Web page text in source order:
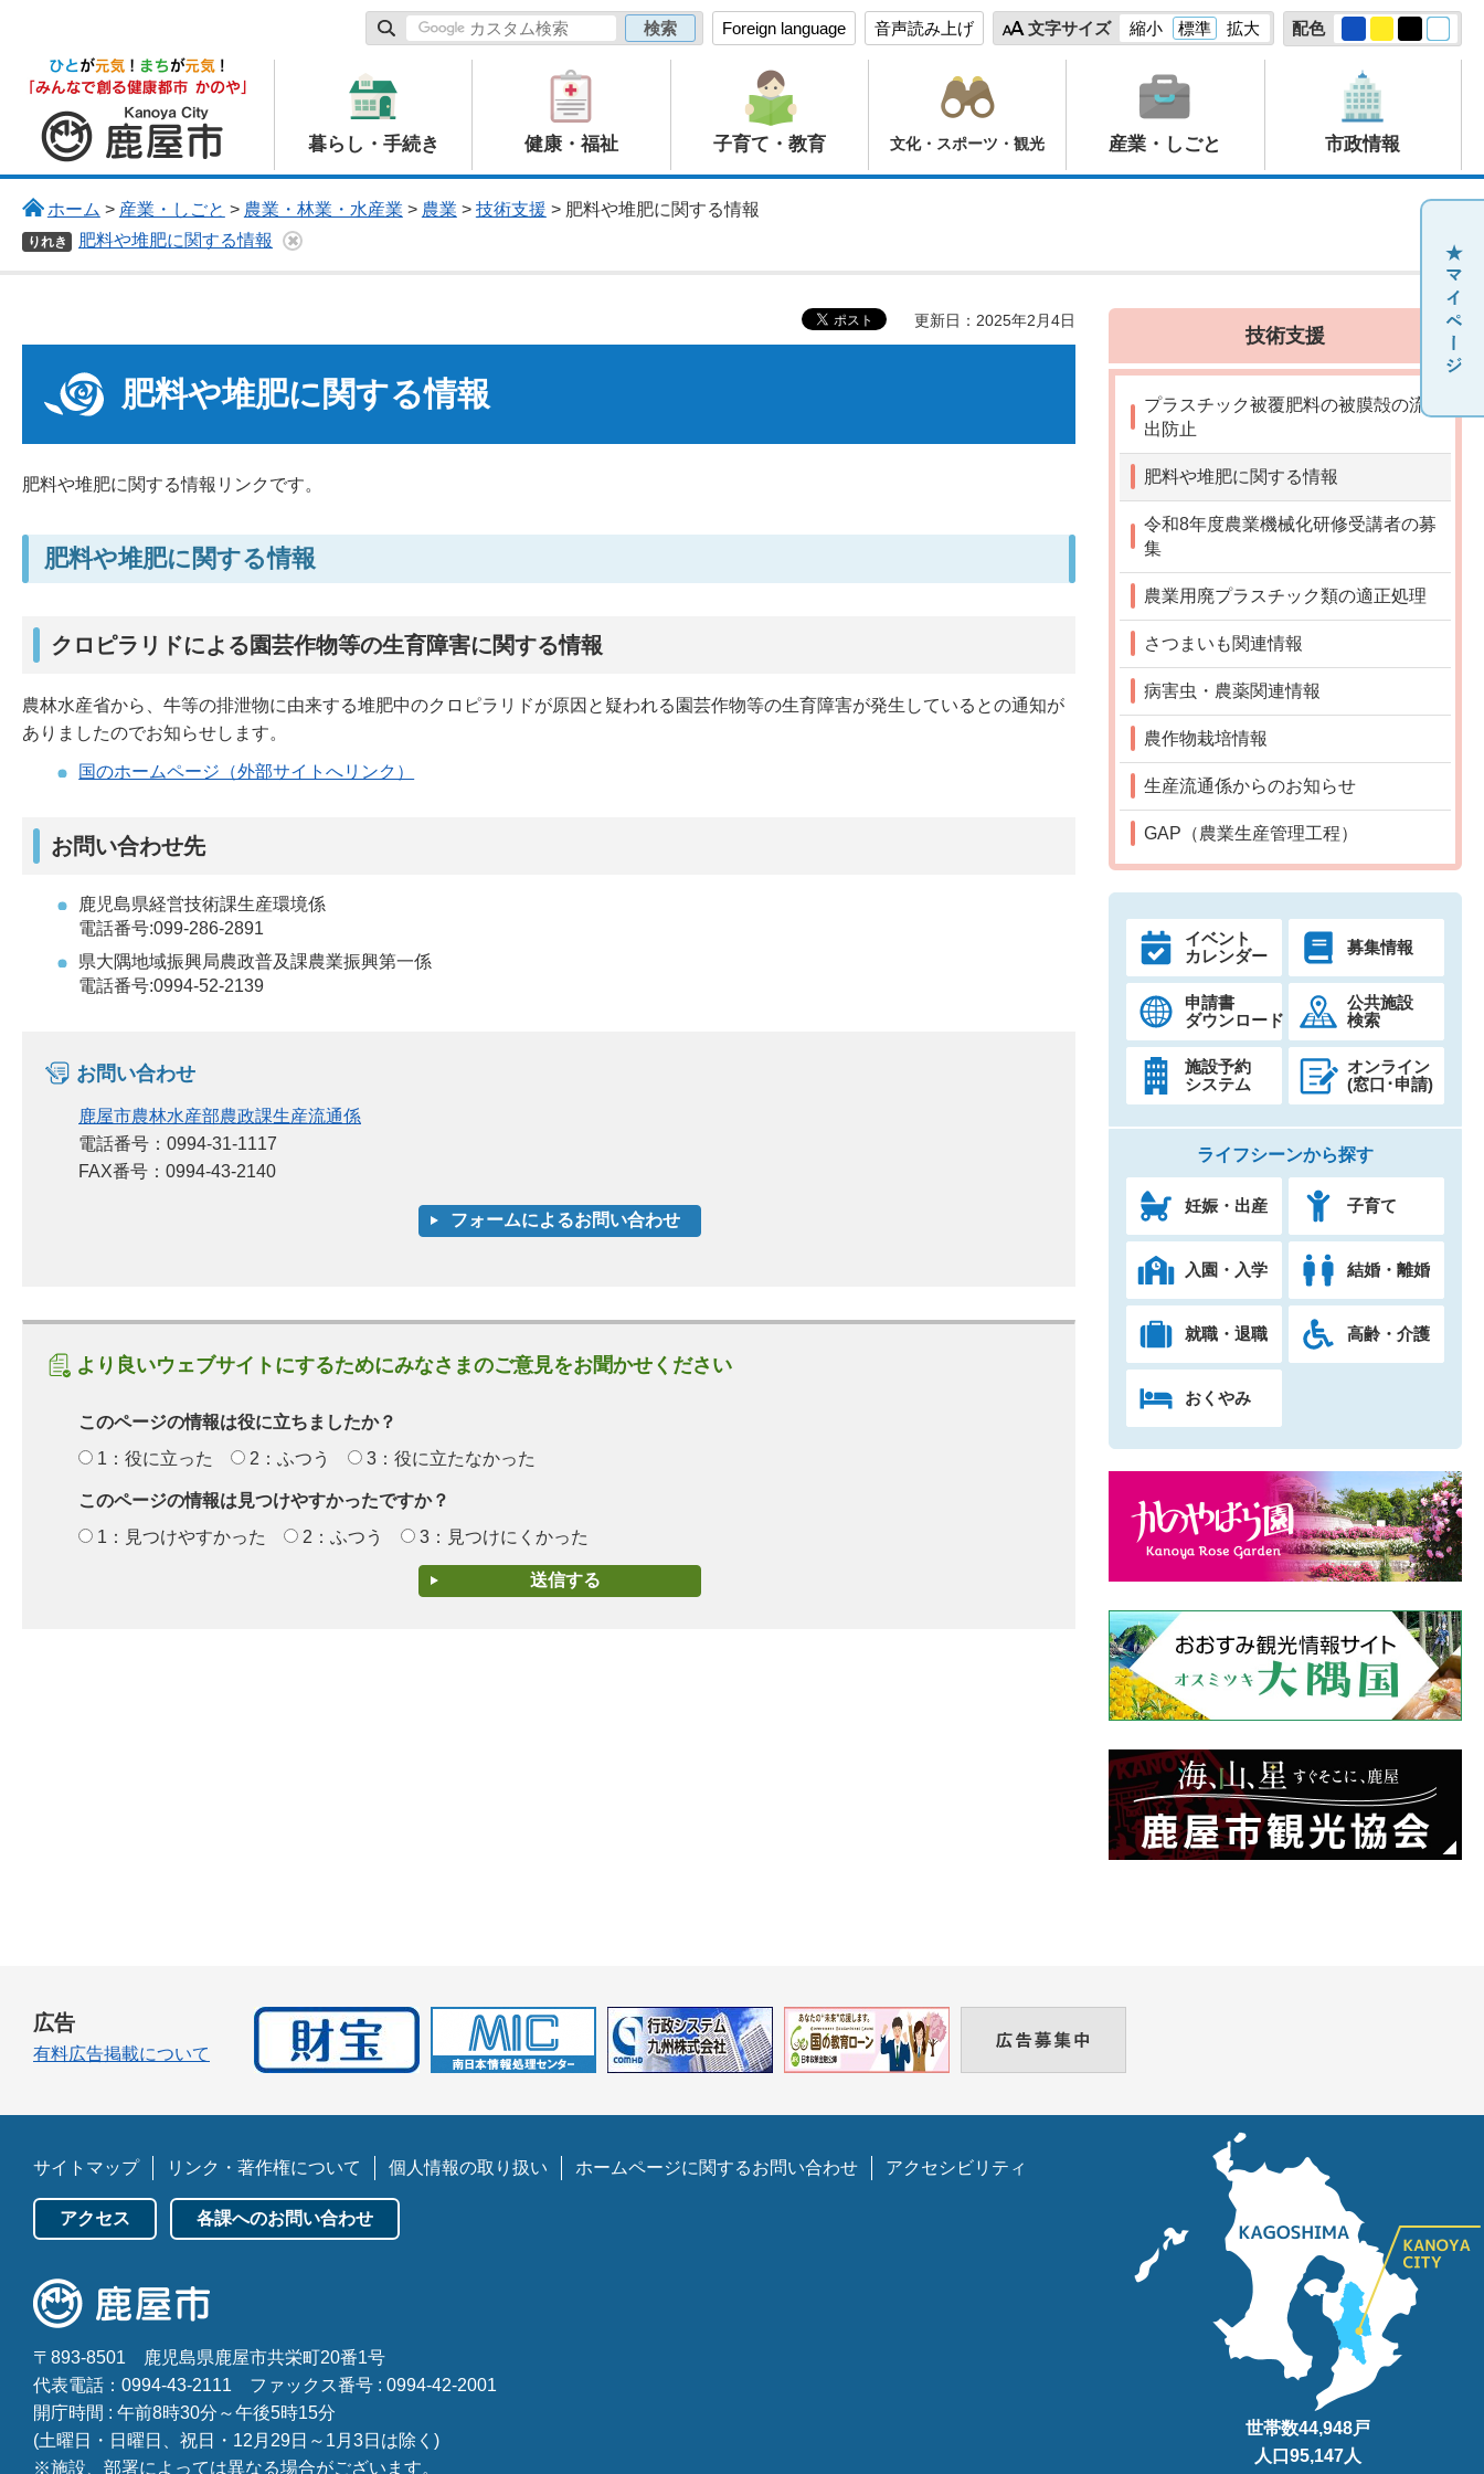
Foreign language 音声読み上げ 文字サイズ 縮小 標準 拡大 配色
鹿屋市
暮らし・手続き 健康・福祉 子育て・教育 文化・スポーツ・観光 産業・しごと 市政情報
ホーム > 産業・しごと > 農業・林業・水産業 > 農業 > 技術支援 > 肥料や堆肥に関する情報
りれき 肥料や堆肥に関する情報
更新日：2025年2月4日
肥料や堆肥に関する情報
肥料や堆肥に関する情報リンクです。
肥料や堆肥に関する情報
クロピラリドによる園芸作物等の生育障害に関する情報
農林水産省から、牛等の排泄物に由来する堆肥中のクロピラリドが原因と疑われる園芸作物等の生育障害が発生しているとの通知が
ありましたのでお知らせします。
国のホームページ（外部サイトへリンク）
お問い合わせ先
鹿児島県経営技術課生産環境係
電話番号:099-286-2891
県大隅地域振興局農政普及課農業振興第一係
電話番号:0994-52-2139
お問い合わせ
鹿屋市農林水産部農政課生産流通係
電話番号：0994-31-1117
FAX番号：0994-43-2140
より良いウェブサイトにするためにみなさまのご意見をお聞かせください
このページの情報は役に立ちましたか？
1：役に立った
2：ふつう 3：役に立たなかった
このページの情報は見つけやすかったですか？
1：見つけやすかった
2：ふつう 3：見つけにくかった
技術支援
プラスチック被覆肥料の被膜殻の流
出防止
肥料や堆肥に関する情報
令和8年度農業機械化研修受講者の募
集
農業用廃プラスチック類の適正処理
さつまいも関連情報
病害虫・農薬関連情報
農作物栽培情報
生産流通係からのお知らせ
GAP（農業生産管理工程）
イベント
カレンダー
募集情報
申請書
ダウンロード
公共施設
検索
施設予約
システム
オンライン
(窓口･申請)
ライフシーンから探す
妊娠・出産 子育て
入園・入学 結婚・離婚
就職・退職 高齢・介護
おくやみ
広告
有料広告掲載について
サイトマップ リンク・著作権について 個人情報の取り扱い ホームページに関するお問い合わせ アクセシビリティ
アクセス 各課へのお問い合わせ
〒893-8501
鹿児島県鹿屋市共栄町20番1号
代表電話：0994-43-2111
ファックス番号 : 0994-42-2001
開庁時間 : 午前8時30分～午後5時15分
(土曜日・日曜日、祝日・12月29日～1月3日は除く)
※施設、部署によっては異なる場合がございます。
世帯数44,948戸
人口95,147人